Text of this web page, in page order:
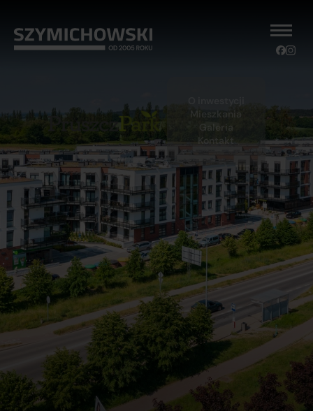
Mieszkania
Galeria
Kontakt